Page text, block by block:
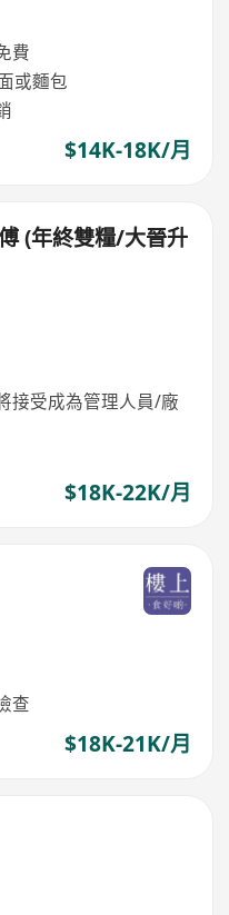
費
或麵包
$14K-18K/月
(年終雙糧/大晉升
接受成為管理人員/廠
$18K-22K/月
查
$18K-21K/月